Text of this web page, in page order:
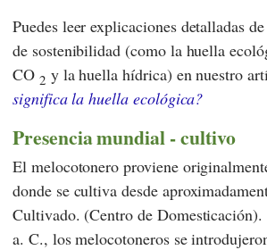
Puedes leer explicaciones detalladas
de sostenibilidad (como la huella
CO 2 y la huella hídrica) en nuestro
significa la huella ecológica?
Presencia mundial - cultivo
El melocotonero proviene
donde se cultiva desde
Cultivado. (Centro de
a. C., los melocotoneros se